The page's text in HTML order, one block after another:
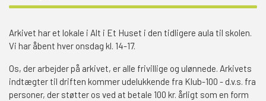
Arkivet har et lokale i Alt i Et Huset i den tidligere aula til skolen.
Vi har åbent hver onsdag kl. 14-17.
Os, der arbejder på arkivet, er alle frivillige og ulønnede. Arkivets
indtægter til driften kommer udelukkende fra Klub-100 - d.v.s. fra
personer, der støtter os ved at betale 100 kr. årligt som en form